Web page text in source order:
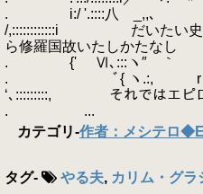
. i:/ '.::::八
/,::::::::::::i だいたい史実
ら修羅国故いたしかたなし
. {' Ⅵ､:::ヽ″ ｀
. ﾞ{ ヽ.:, r
‘､:::::::::, それではエピロ
. ...
カテゴリ-作者：メシテロ
タグ- やる夫, カリム・グラ